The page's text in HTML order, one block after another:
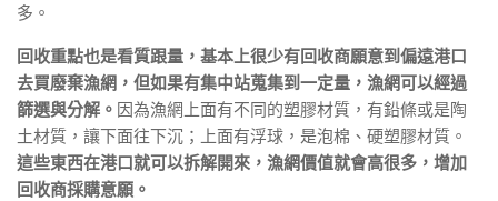
多。
回收重點也是看質跟量，基本上很少有回收商願意到偏遠港口
去買廢棄漁網，但如果有集中站蒐集到一定量，漁網可以經過
篩選與分解。 因為漁網上面有不同的塑膠材質，有鉛條或是陶
土材質，讓下面往下沉；上面有浮球，是泡棉、硬塑膠材質。
這些東西在港口就可以拆解開來，漁網價值就會高很多，增加
回收商採購意願。